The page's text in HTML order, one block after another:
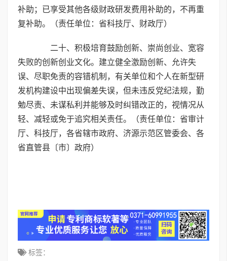
补助；已享受其他各级财政研发费用补助的，不再重
复补助。（责任单位：省科技厅、财政厅）
二十、积极培育鼓励创新、崇尚创业、宽容
失败的创新创业文化。建立健全激励创新、允许失
误、尽职免责的容错机制，有关单位和个人在新型研
发机构建设中出现偏差失误，但未违反党纪法规，勤
勉尽责、未谋私利并能够及时纠错改正的，视情况从
轻、减轻或免于追究相关责任。（责任单位：省审计
厅、科技厅，各省辖市政府、济源示范区管委会、各
省直管县〔市〕政府）
标签：